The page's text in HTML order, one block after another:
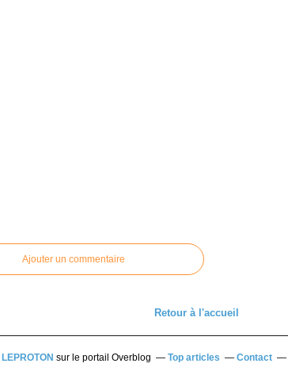
Ajouter un commentaire
Retour à l'accueil
LEPROTON sur le portail Overblog Top articles Contact